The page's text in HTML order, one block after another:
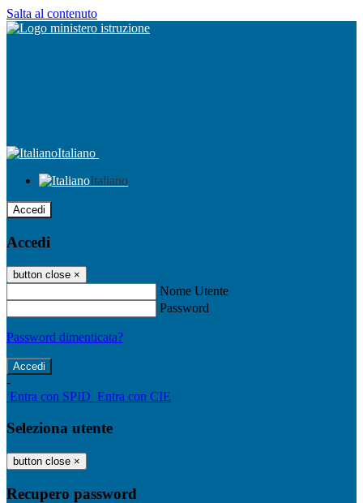
Salta al contenuto
Italiano
Italiano
Accedi
Accedi
button close ×
Nome Utente
Password
Password dimenticata?
-
Entra con SPID Entra con CIE
Seleziona utente
button close ×
Recupero password